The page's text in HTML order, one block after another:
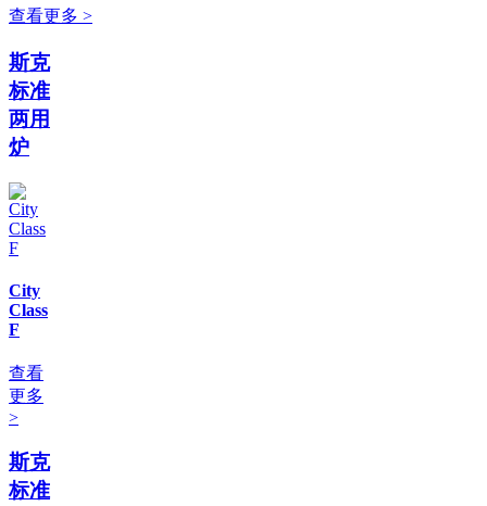
查看更多 >
斯克
标准
两用
炉
City
Class
F
查看
更多
>
斯克
标准